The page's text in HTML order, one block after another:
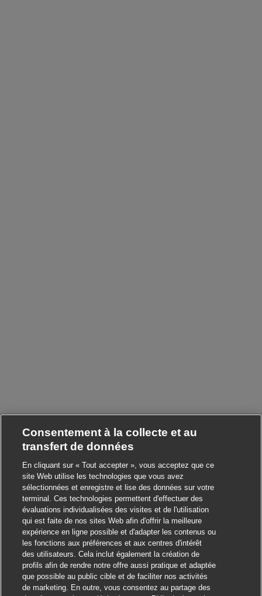
Consentement à la collecte et au
transfert de données
En cliquant sur « Tout accepter », vous acceptez que ce
site Web utilise les technologies que vous avez
sélectionnées et enregistre et lise des données sur votre
terminal. Ces technologies permettent d'effectuer des
évaluations individualisées des visites et de l'utilisation
qui est faite de nos sites Web afin d'offrir la meilleure
expérience en ligne possible et d'adapter les contenus ou
les fonctions aux préférences et aux centres d'intérêt
des utilisateurs. Cela inclut également la création de
profils afin de rendre notre offre aussi pratique et adaptée
que possible au public cible et de faciliter nos activités
de marketing. En outre, vous consentez au partage des